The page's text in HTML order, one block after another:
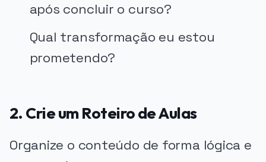
após concluir o curso?
Qual transformação eu estou
prometendo?
2. Crie um Roteiro de Aulas
Organize o conteúdo de forma lógica e